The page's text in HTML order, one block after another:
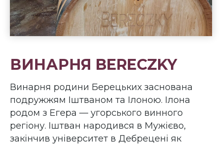
ВИНАРНЯ BERECZKY
Винарня родини Берецьких заснована
подружжям Іштваном та Ілоною. Ілона
родом з Егера — угорського винного
регіону. Іштван народився в Мужієво,
закінчив університет в Дебрецені як